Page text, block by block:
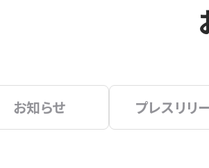
お知らせ プレスリリ